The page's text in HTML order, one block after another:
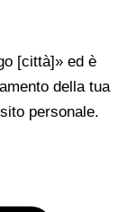
[città]» ed è
della tua
personale.